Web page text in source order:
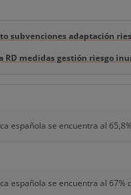
subvenciones adaptación
RD medidas gestión riesgo
española se encuentra al
española se encuentra al 67%